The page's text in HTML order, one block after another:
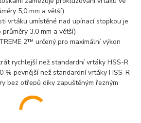
5,0 mm a větší)
vrtáku umístěné nad upínací stopkou je
3,0 mm a větší)
2™ určený pro maximální výkon
rychlejší než standardní vrtáky HSS-R
% pevnější než standardní vrtáky HSS-R
bez otřepů díky zapuštěným řezným